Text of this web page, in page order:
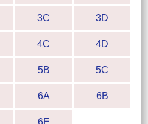
3C 3D
4C 4D
5B 5C
6A 6B